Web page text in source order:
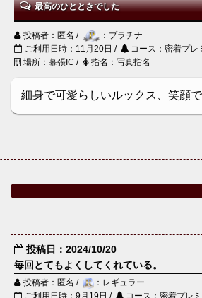
最高のひとときでした
投稿者：匿名 /
：プラチナ
ご利用日時：11月20日 /
コース：密着プ
場所：幕張IC /
指名：写真指名
細身で可愛らしいルックス、笑顔
投稿日：2024/10/20
毎回とてもよくしてくれている。
投稿者：匿名 /
：レギュラー
ご利用日時：9月19日 /
コース：密着プレ